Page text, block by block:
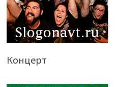
Концерт